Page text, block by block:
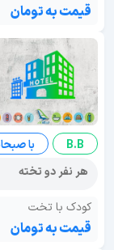
قیمت به تومان
B.B
با
هر نفر دو تخته
کودک با تخت
قیمت به تومان